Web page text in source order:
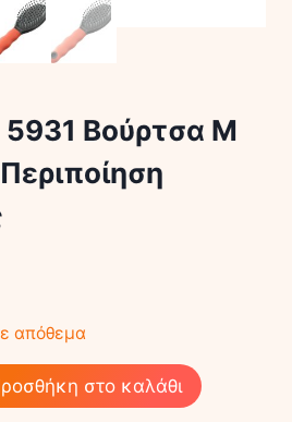
Βούρτσα M
απόθεμα
στο καλάθι